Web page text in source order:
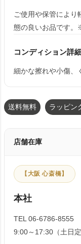
ご使用や保管により
態の良いお品です
コンディション詳
細かな擦れや小傷、
送料無料 ラッピン
店舗在庫
【大阪 心斎橋】
本社
TEL 06-6786-8555
9:00～17:30（土日定